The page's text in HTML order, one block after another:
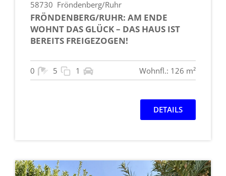
58730 Fröndenberg/Ruhr
FRÖNDENBERG/RUHR: AM ENDE
WOHNT DAS GLÜCK – DAS HAUS IST
BEREITS FREIGEZOGEN!
0 5 1 Wohnfl.: 126 m²
DETAILS